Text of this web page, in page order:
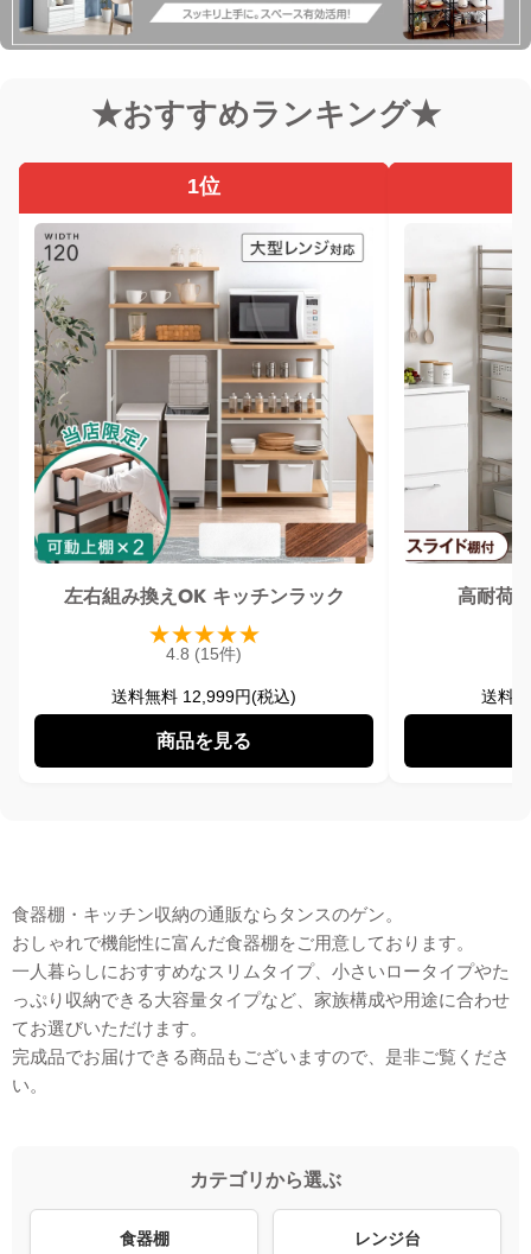
★おすすめランキング★
1位
左右組み換えOK キッチンラック
★★★★★
4.8 (15件)
送料無料 12,999円(税込)
商品を見る
高耐荷
送料
食器棚・キッチン収納
食器棚・キッチン収納の通販ならタンスのゲン。
おしゃれで機能性に富んだ食器棚をご用意しております。
一人暮らしにおすすめなスリムタイプ、小さいロータイプやた
っぷり収納できる大容量タイプなど、家族構成や用途に合わせ
てお選びいただけます。
完成品でお届けできる商品もございますので、是非ご覧くださ
い。
カテゴリから選ぶ
食器棚 レンジ台